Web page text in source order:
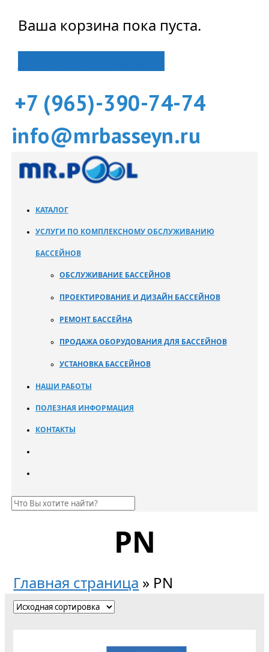
Ваша корзина пока пуста.
+7 (965)-390-74-74
info@mrbasseyn.ru
КАТАЛОГ
УСЛУГИ ПО КОМПЛЕКСНОМУ ОБСЛУЖИВАНИЮ
БАССЕЙНОВ
ОБСЛУЖИВАНИЕ БАССЕЙНОВ
ПРОЕКТИРОВАНИЕ И ДИЗАЙН БАССЕЙНОВ
РЕМОНТ БАССЕЙНА
ПРОДАЖА ОБОРУДОВАНИЯ ДЛЯ БАССЕЙНОВ
УСТАНОВКА БАССЕЙНОВ
НАШИ РАБОТЫ
ПОЛЕЗНАЯ ИНФОРМАЦИЯ
КОНТАКТЫ
PN
Главная страница » PN